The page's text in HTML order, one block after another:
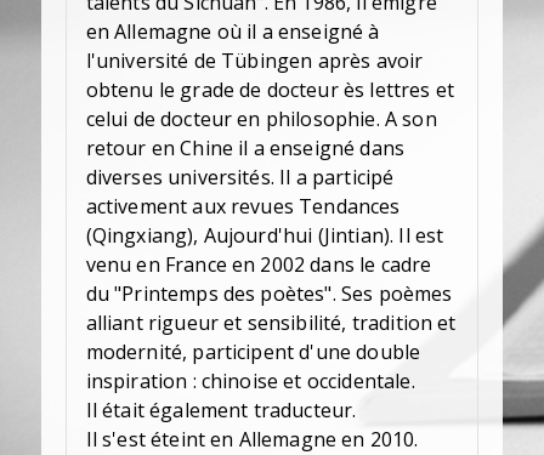
en Allemagne où il a enseigné à
l'université de Tübingen après avoir
obtenu le grade de docteur ès lettres et
celui de docteur en philosophie. A son
retour en Chine il a enseigné dans
diverses universités. Il a participé
activement aux revues Tendances
(Qingxiang), Aujourd'hui (Jintian). Il est
venu en France en 2002 dans le cadre
du "Printemps des poètes". Ses poèmes
alliant rigueur et sensibilité, tradition et
modernité, participent d'une double
inspiration : chinoise et occidentale.
Il était également traducteur.
Il s'est éteint en Allemagne en 2010.